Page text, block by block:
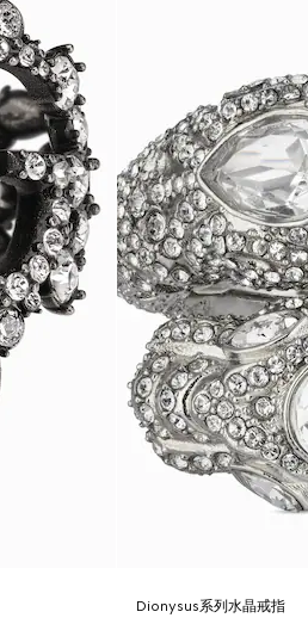
Dionysus系列水晶戒指